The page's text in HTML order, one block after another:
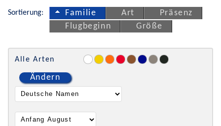
Sortierung: Familie Art
Präsenz
Flugbeginn
Größe
Alle Arten
Ändern